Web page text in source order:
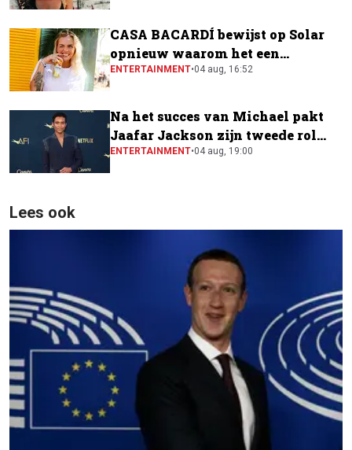
CASA BACARDÍ bewijst op Solar
opnieuw waarom het een
festivalfavoriet is
ENTERTAINMENT•04 aug, 16:52
Na het succes van Michael pakt
Jaafar Jackson zijn tweede rol
naast Will Smith
ENTERTAINMENT•04 aug, 19:00
Lees ook